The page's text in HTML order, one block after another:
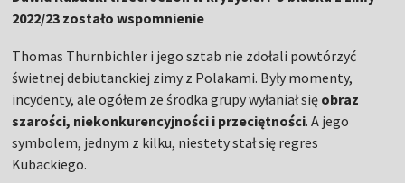
2022/23 zostało wspomnienie
Thomas Thurnbichler i jego sztab nie zdołali powtórzyć
świetnej debiutanckiej zimy z Polakami. Były momenty,
incydenty, ale ogółem ze środka grupy wyłaniał się obraz
szarości, niekonkurencyjności i przeciętności. A jego
symbolem, jednym z kilku, niestety stał się regres
Kubackiego.